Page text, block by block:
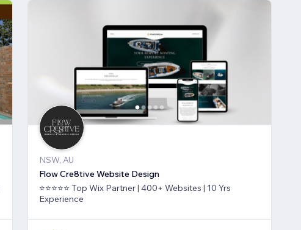
NSW, AU
Flow Cre8tive Website Design
⭐⭐⭐⭐⭐ Top Wix Partner | 400+ Websites | 10 Yrs
Experience